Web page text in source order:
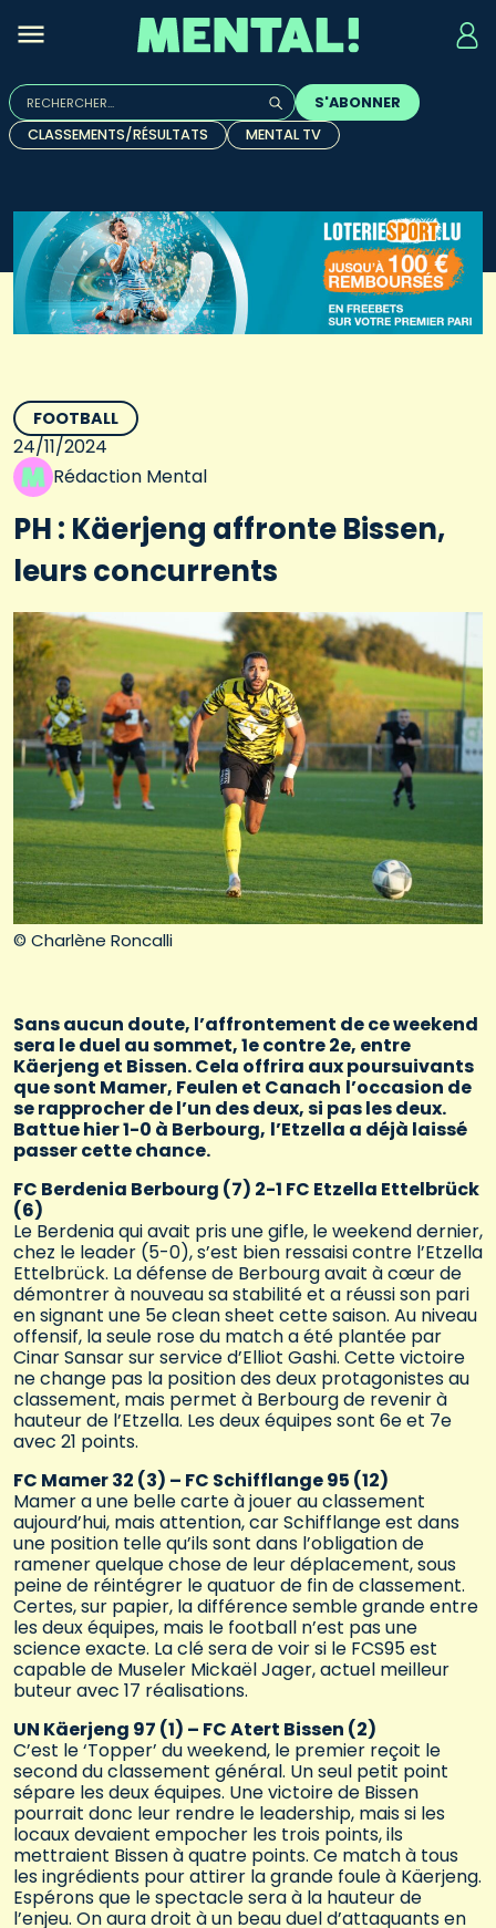
Rechercher :
Quand les résultats de l'auto-complétion sont
S'ABONNER
CLASSEMENTS/RÉSULTATS
MENTAL TV
© Charlène Roncalli
FOOTBALL
24/11/2024
Rédaction Mental
PH : Käerjeng affronte Bissen,
leurs concurrents
Sans aucun doute, l’affrontement de ce weekend
sera le duel au sommet, 1e contre 2e, entre
Käerjeng et Bissen. Cela offrira aux poursuivants
que sont Mamer, Feulen et Canach l’occasion de
se rapprocher de l’un des deux, si pas les deux.
Battue hier 1-0 à Berbourg, l’Etzella a déjà laissé
passer cette chance.
FC Berdenia Berbourg (7) 2-1 FC Etzella Ettelbrück
(6)
Le Berdenia qui avait pris une gifle, le weekend dernier,
chez le leader (5-0), s’est bien ressaisi contre l’Etzella
Ettelbrück. La défense de Berbourg avait à cœur de
démontrer à nouveau sa stabilité et a réussi son pari
en signant une 5e clean sheet cette saison. Au niveau
offensif, la seule rose du match a été plantée par
Cinar Sansar sur service d’Elliot Gashi. Cette victoire
ne change pas la position des deux protagonistes au
classement, mais permet à Berbourg de revenir à
hauteur de l’Etzella. Les deux équipes sont 6e et 7e
avec 21 points.
FC Mamer 32 (3) – FC Schifflange 95 (12)
Mamer a une belle carte à jouer au classement
aujourd’hui, mais attention, car Schifflange est dans
une position telle qu’ils sont dans l’obligation de
ramener quelque chose de leur déplacement, sous
peine de réintégrer le quatuor de fin de classement.
Certes, sur papier, la différence semble grande entre
les deux équipes, mais le football n’est pas une
science exacte. La clé sera de voir si le FCS95 est
capable de Museler Mickaël Jager, actuel meilleur
buteur avec 17 réalisations.
UN Käerjeng 97 (1) – FC Atert Bissen (2)
C’est le ‘Topper’ du weekend, le premier reçoit le
second du classement général. Un seul petit point
sépare les deux équipes. Une victoire de Bissen
pourrait donc leur rendre le leadership, mais si les
locaux devaient empocher les trois points, ils
mettraient Bissen à quatre points. Ce match à tous
les ingrédients pour attirer la grande foule à Käerjeng.
Espérons que le spectacle sera à la hauteur de
l’enjeu. On aura droit à un beau duel d’attaquants en